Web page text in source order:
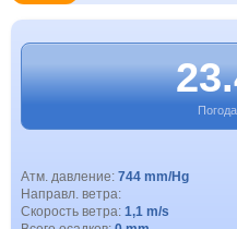
Атм. давление: 744 mm/Hg
Направл. ветра:
Скорость ветра: 1,1 m/s